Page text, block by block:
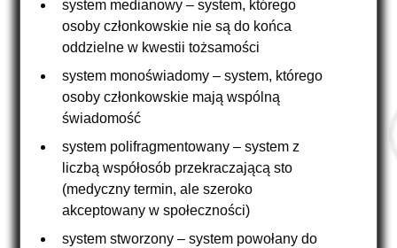
system medianowy – system, którego
osoby członkowskie nie są do końca
oddzielne w kwestii tożsamości
system monoświadomy – system, którego
osoby członkowskie mają wspólną
świadomość
system polifragmentowany – system z
liczbą współosób przekraczającą sto
(medyczny termin, ale szeroko
akceptowany w społeczności)
system stworzony – system powołany do